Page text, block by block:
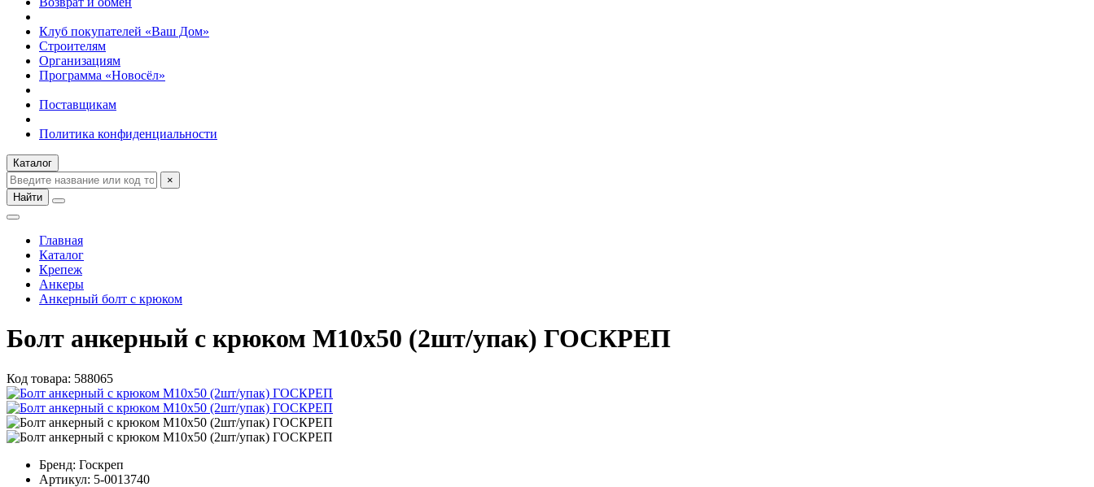
Клуб покупателей «Ваш Дом»
Строителям
Организациям
Программа «Новосёл»
Поставщикам
Политика конфиденциальности
Каталог
×
Найти
Главная
Каталог
Крепеж
Анкеры
Анкерный болт с крюком
Болт анкерный с крюком М10х50 (2шт/упак) ГОСКРЕП
Код товара: 588065
Бренд: Госкреп
Артикул: 5-0013740